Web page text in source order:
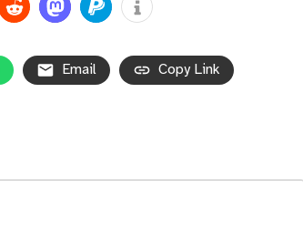
Email Copy Link